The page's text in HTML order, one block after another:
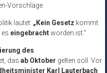
Vorschläge
lautet: „Kein Gesetz kommt
es eingebrachtworden ist.“
des
das ab Oktober gelten soll. Vor
Karl Lauterbach